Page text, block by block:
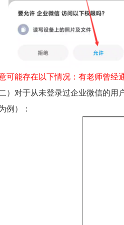
可能存在以下情况：有老师曾经
）对于从未登录过企业微信的用
例）：